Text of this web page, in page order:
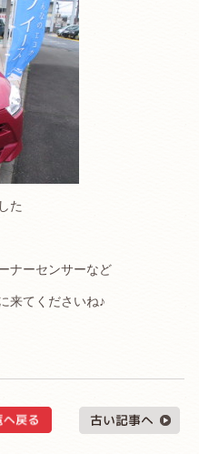
た
ナーセンサーなど
来てくださいね♪